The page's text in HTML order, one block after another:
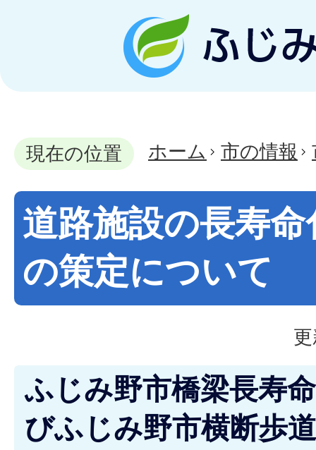
現在の位置 ホーム 市の情報
道路施設の長寿
の策定について
ふじみ野市橋梁長寿
びふじみ野市横断歩